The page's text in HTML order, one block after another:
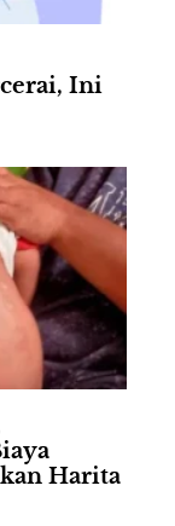
Ini
Harita